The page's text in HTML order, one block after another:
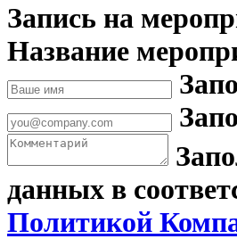
Запись на
Название
данных в
Политикой